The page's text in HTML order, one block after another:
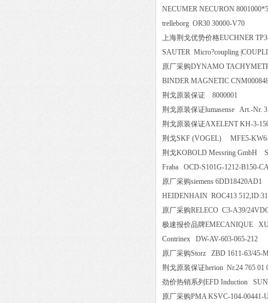
NECUMER NECURON
trelleborg OR30 30000-V70
上海荆戈优势价格EUCHNER
SAUTER Micro?coupling
原厂采购DYNAMO
BINDER MAGNETIC
荆戈原装保证 8000001
荆戈原装保证lumasense Art.-
荆戈原装保证AXELENT KH-
荆戈SKF (VOGEL) MFE5-
荆戈KOBOLD Messring
Fraba OCD-S101G-1212-
原厂采购siemens
HEIDENHAIN ROC413
原厂采购RELECO C3-A39/
极速报价品牌EMECANIQUE
Contrinex DW-AV-603-065-
原厂采购Storz ZBD 1611-63/
荆戈原装保证herion Nr.24
劲价热销系列EFD Induction
原厂采购PMA KSVC-104-